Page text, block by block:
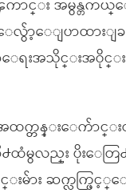
ၾကာင္း အမွန္တ
ေျပာထားျခင္း
ာေရးအသိုင္းအဝို
အထက္တန္းေက်ာ
႕ထံမွလည္း ပိုးေတ
းမ်ား ဆက္လက္ဖြ